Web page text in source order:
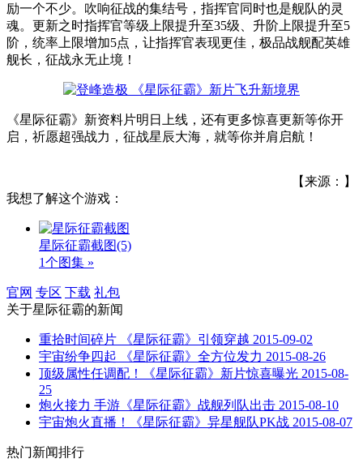
励一个不少。吹响征战的集结号，指挥官同时也是舰队的灵
魂。更新之时指挥官等级上限提升至35级、升阶上限提升至5
阶，统率上限增加5点，让指挥官表现更佳，极品战舰配英雄
舰长，征战永无止境！
《星际征霸》新资料片明日上线，还有更多惊喜更新等你开
启，祈愿超强战力，征战星辰大海，就等你并肩启航！
【来源：】
我想了解这个游戏：
星际征霸截图(5)
1个图集 »
官网 专区 下载 礼包
关于星际征霸的新闻
重拾时间碎片 《星际征霸》引领穿越 2015-09-02
宇宙纷争四起 《星际征霸》全方位发力 2015-08-26
顶级属性任调配！《星际征霸》新片惊喜曝光 2015-08-
25
炮火接力 手游《星际征霸》战舰列队出击 2015-08-10
宇宙炮火直播！《星际征霸》异星舰队PK战 2015-08-07
热门新闻排行